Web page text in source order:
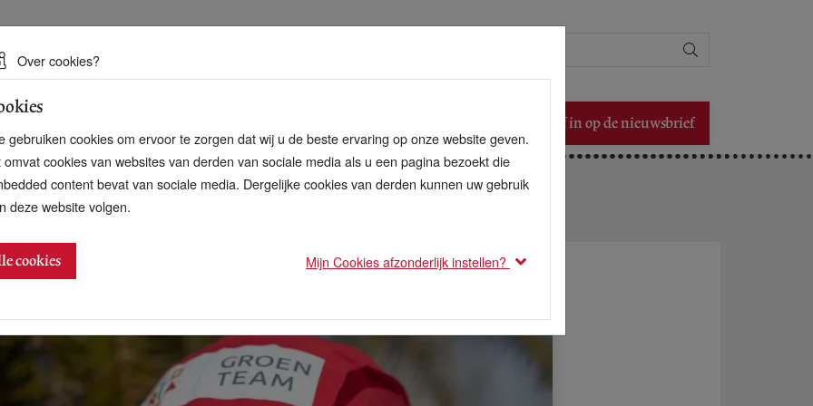
duurzame toekomst
Schrijf in op de nieuwsbrief
voor in de stad
Over cookies?
gebruiken cookies om ervoor te zorgen dat wij u de beste ervaring op onze website geven.
omvat cookies van websites van derden van sociale media als u een pagina bezoekt die
content bevat van sociale media. Dergelijke cookies van derden kunnen uw gebruik
deze website volgen.
cookies Mijn Cookies afzonderlijk instellen?